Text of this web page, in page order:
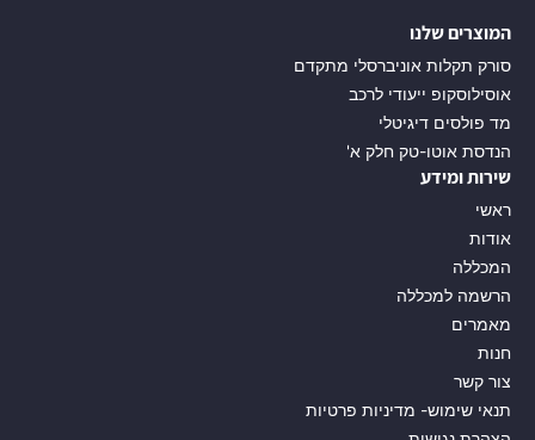
המוצרים שלנו
סורק תקלות אוניברסלי מתקדם
אוסילוסקופ ייעודי לרכב
מד פולסים דיגיטלי
הנדסת אוטו-טק חלק א'
שירות ומידע
ראשי
אודות
המכללה
הרשמה למכללה
מאמרים
חנות
צור קשר
תנאי שימוש- מדיניות פרטיות